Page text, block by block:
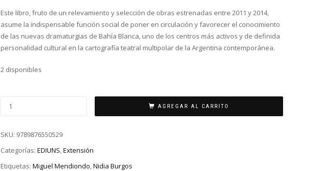
Este libro, fruto de un relevamiento y selección de obras estrenadas entre 2011 y 2014,
asume la indispensable función social de poner en circulación y favorecer el conocimiento
de las nuevas dramaturgias de Bahía Blanca, uno de los centros más activos y de definida
personalidad cultural en la cartografía teatral multipolar de la Argentina contemporánea.
2 disponibles
AGREGAR AL CARRITO
SKU: 9789876550529
Categorías: EDIUNS,Extensión
Etiquetas: Miguel Mendiondo,Nidia Burgos